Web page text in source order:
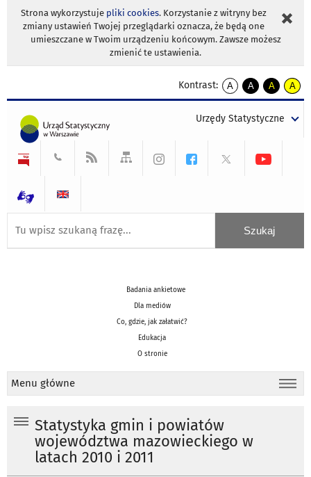
Strona wykorzystuje pliki cookies. Korzystanie z witryny bez
zmiany ustawień Twojej przeglądarki oznacza, że będą one
umieszczane w Twoim urządzeniu końcowym. Zawsze możesz
zmienić te ustawienia.
Kontrast:
A
kontrast
A
kontrast
tekst
czarnym
A
kontrast
tekst
czarnym
A
tekst
żółtym
Urzędy Statystyczne
Badania ankietowe
Dla mediów
Co, gdzie, jak załatwić?
Edukacja
O stronie
Menu główne
Statystyka gmin i powiatów
województwa mazowieckiego w
latach 2010 i 2011